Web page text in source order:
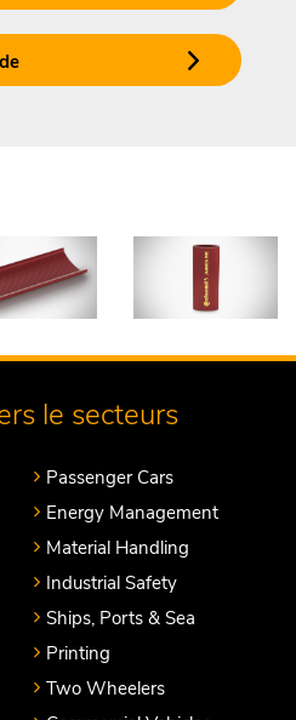
le secteurs
Passenger Cars
Energy Management
Material Handling
Industrial Safety
Ships, Ports & Sea
Printing
Two Wheelers